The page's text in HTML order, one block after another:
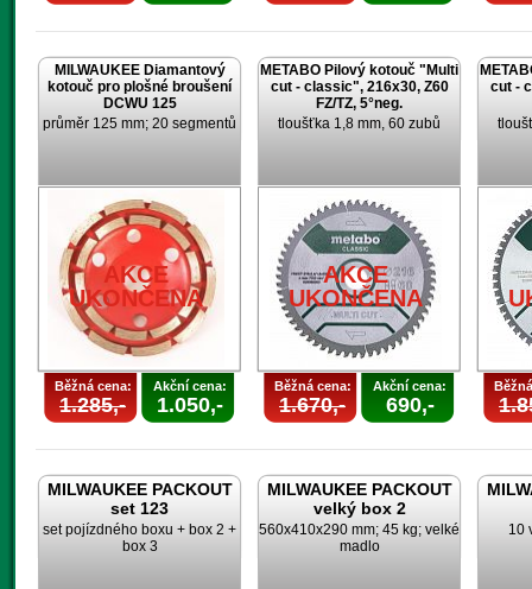
MILWAUKEE Diamantový
kotouč pro plošné broušení
DCWU 125
průměr 125 mm; 20 segmentů
AKCE
UKONČENA
Běžná cena:
1.285,-
Akční cena:
1.050,-
METABO Pilový kotouč "Multi
cut - classic", 216x30, Z60
FZ/TZ, 5°neg.
tloušťka 1,8 mm, 60 zubů
AKCE
UKONČENA
Běžná cena:
1.670,-
Akční cena:
690,-
cut -
MILWAUKEE PACKOUT
set 123
set pojízdného boxu + box 2 +
box 3
MILWAUKEE PACKOUT
velký box 2
560x410x290 mm; 45 kg; velké
madlo
10